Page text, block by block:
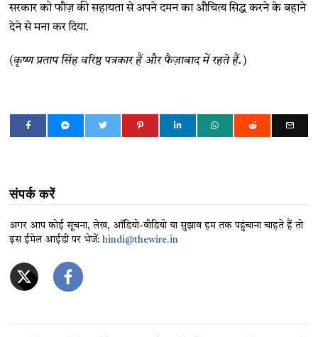
सरकार को फौज़ की सहायता से अपने दमन का औचित्य सिद्ध करने के बहाने
देने से मना कर दिया.
(कृष्ण प्रताप सिंह वरिष्ठ पत्रकार हैं और फैज़ाबाद में रहते हैं.)
संपर्क करें
अगर आप कोई सूचना, लेख, ऑडियो-वीडियो या सुझाव हम तक पहुंचाना चाहते हैं तो
इस ईमेल आईडी पर भेजें:hindi@thewire.in